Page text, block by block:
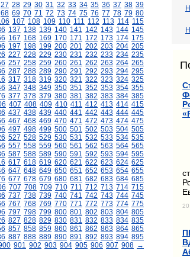
27 28 29 30 31 32 33 34 35 36 37 38 39
68 69 70 71 72 73 74 75 76 77 78 79 80
107 108 109 110 111 112 113 114 115
137 138 139 140 141 142 143 144 145
167 168 169 170 171 172 173 174 175
197 198 199 200 201 202 203 204 205
227 228 229 230 231 232 233 234 235
257 258 259 260 261 262 263 264 265
287 288 289 290 291 292 293 294 295
317 318 319 320 321 322 323 324 325
347 348 349 350 351 352 353 354 355
377 378 379 380 381 382 383 384 385
407 408 409 410 411 412 413 414 415
437 438 439 440 441 442 443 444 445
467 468 469 470 471 472 473 474 475
497 498 499 500 501 502 503 504 505
527 528 529 530 531 532 533 534 535
557 558 559 560 561 562 563 564 565
587 588 589 590 591 592 593 594 595
617 618 619 620 621 622 623 624 625
647 648 649 650 651 652 653 654 655
677 678 679 680 681 682 683 684 685
707 708 709 710 711 712 713 714 715
737 738 739 740 741 742 743 744 745
767 768 769 770 771 772 773 774 775
797 798 799 800 801 802 803 804 805
827 828 829 830 831 832 833 834 835
857 858 859 860 861 862 863 864 865
887 888 889 890 891 892 893 894 895
901 902 903 904 905 906 907 908 →